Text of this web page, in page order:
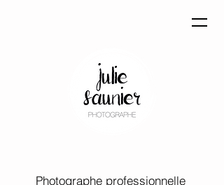
Photographe professionnelle